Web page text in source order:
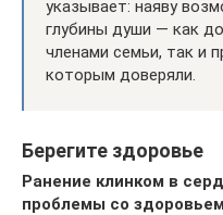
указывает: наяву
глубины души — как
членами семьи, так и
которым доверяли.
Берегите здоровье
Ранение клинком в
проблемы со